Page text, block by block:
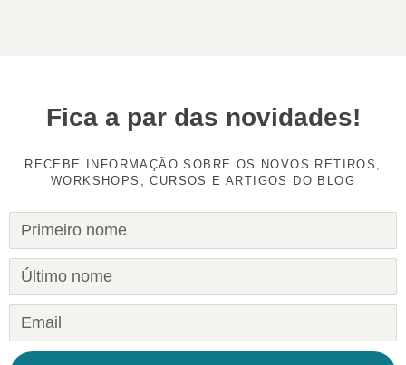
Fica a par das novidades!
RECEBE INFORMAÇÃO SOBRE OS NOVOS RETIROS,
WORKSHOPS, CURSOS E ARTIGOS DO BLOG